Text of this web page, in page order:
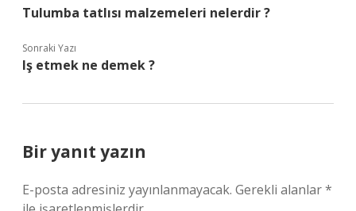
Tulumba tatlısı malzemeleri nelerdir ?
Sonraki Yazı
Iş etmek ne demek ?
Bir yanıt yazın
E-posta adresiniz yayınlanmayacak. Gerekli alanlar*